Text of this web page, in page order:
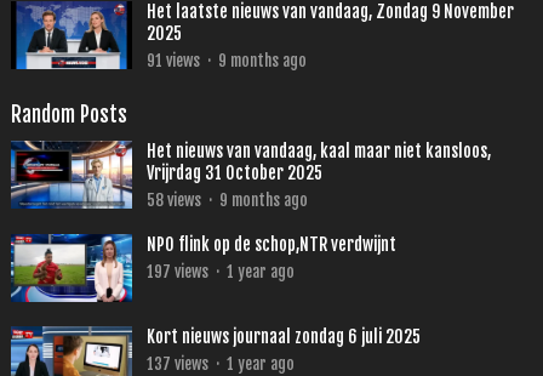
Het laatste nieuws van vandaag, Zondag 9 November
2025
91 views · 9 months ago
Random Posts
Het nieuws van vandaag, kaal maar niet kansloos,
Vrijrdag 31 October 2025
58views · 9 months ago
NPO flink op de schop,NTR verdwijnt
197 views · 1 year ago
Kort nieuws journaal zondag 6 juli 2025
137 views · 1 year ago